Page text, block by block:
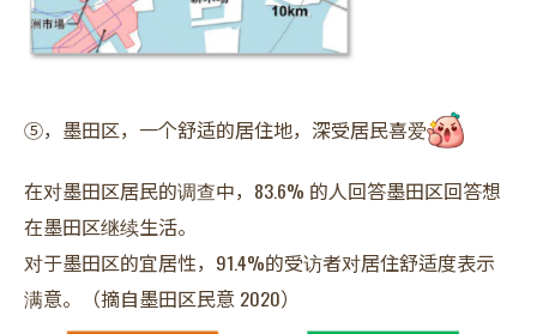
⑤，墨田区，一个舒适的居住地，深受居民喜爱
在对墨田区居民的调查中，83.6% 的人回答墨田区回答想
在墨田区继续生活。
对于墨田区的宜居性，91.4%的受访者对居住舒适度表示
满意。（摘自墨田区民意 2020）